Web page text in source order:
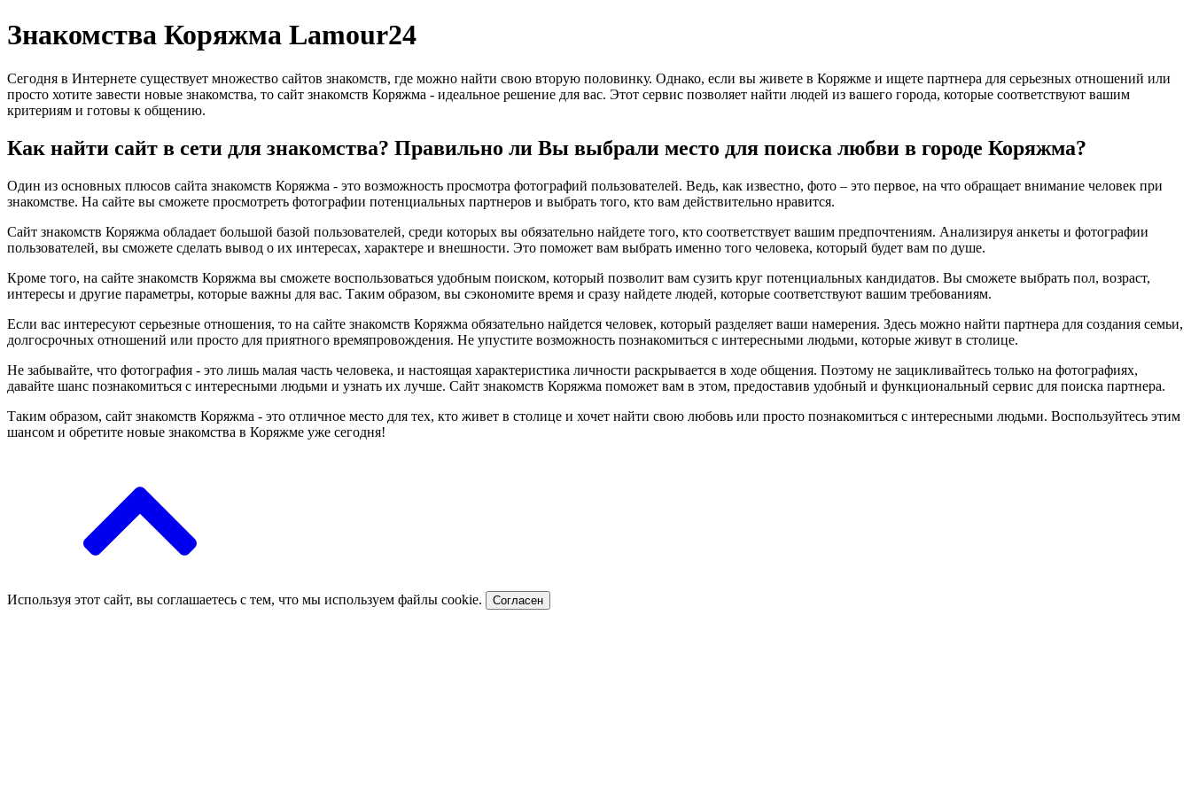
Знакомства Коряжма Lamour24
Сегодня в Интернете существует множество сайтов знакомств, где можно найти свою вторую половинку. Однако, если вы живете в Коряжме и ищете партнера для серьезных отношений или
просто хотите завести новые знакомства, то сайт знакомств Коряжма - идеальное решение для вас. Этот сервис позволяет найти людей из вашего города, которые соответствуют вашим
критериям и готовы к общению.
Как найти сайт в сети для знакомства? Правильно ли Вы выбрали место для поиска любви в городе Коряжма?
Один из основных плюсов сайта знакомств Коряжма - это возможность просмотра фотографий пользователей. Ведь, как известно, фото – это первое, на что обращает внимание человек при
знакомстве. На сайте вы сможете просмотреть фотографии потенциальных партнеров и выбрать того, кто вам действительно нравится.
Сайт знакомств Коряжма обладает большой базой пользователей, среди которых вы обязательно найдете того, кто соответствует вашим предпочтениям. Анализируя анкеты и фотографии
пользователей, вы сможете сделать вывод о их интересах, характере и внешности. Это поможет вам выбрать именно того человека, который будет вам по душе.
Кроме того, на сайте знакомств Коряжма вы сможете воспользоваться удобным поиском, который позволит вам сузить круг потенциальных кандидатов. Вы сможете выбрать пол, возраст,
интересы и другие параметры, которые важны для вас. Таким образом, вы сэкономите время и сразу найдете людей, которые соответствуют вашим требованиям.
Если вас интересуют серьезные отношения, то на сайте знакомств Коряжма обязательно найдется человек, который разделяет ваши намерения. Здесь можно найти партнера для создания семьи,
долгосрочных отношений или просто для приятного времяпровождения. Не упустите возможность познакомиться с интересными людьми, которые живут в столице.
Не забывайте, что фотография - это лишь малая часть человека, и настоящая характеристика личности раскрывается в ходе общения. Поэтому не зацикливайтесь только на фотографиях,
давайте шанс познакомиться с интересными людьми и узнать их лучше. Сайт знакомств Коряжма поможет вам в этом, предоставив удобный и функциональный сервис для поиска партнера.
Таким образом, сайт знакомств Коряжма - это отличное место для тех, кто живет в столице и хочет найти свою любовь или просто познакомиться с интересными людьми. Воспользуйтесь этим
шансом и обретите новые знакомства в Коряжме уже сегодня!
Используя этот сайт, вы соглашаетесь с тем, что мы используем файлы cookie. Согласен